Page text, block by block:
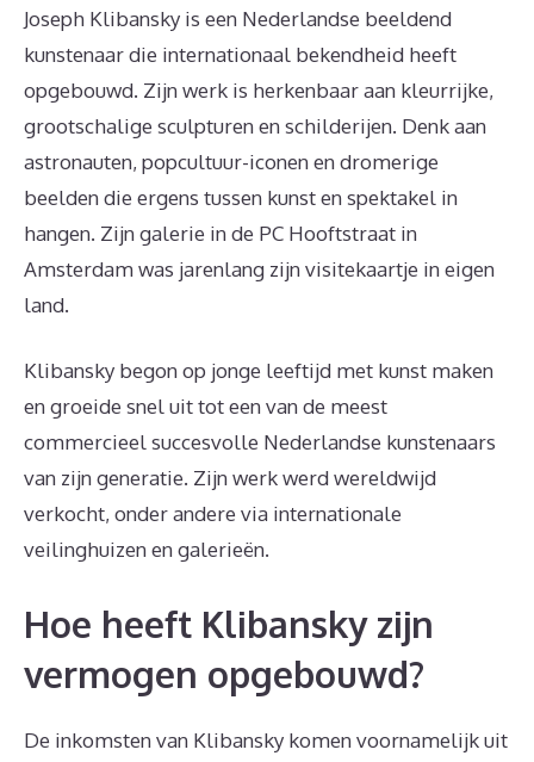
Joseph Klibansky is een Nederlandse beeldend
kunstenaar die internationaal bekendheid heeft
opgebouwd. Zijn werk is herkenbaar aan kleurrijke,
grootschalige sculpturen en schilderijen. Denk aan
astronauten, popcultuur-iconen en dromerige
beelden die ergens tussen kunst en spektakel in
hangen. Zijn galerie in de PC Hooftstraat in
Amsterdam was jarenlang zijn visitekaartje in eigen
land.
Klibansky begon op jonge leeftijd met kunst maken
en groeide snel uit tot een van de meest
commercieel succesvolle Nederlandse kunstenaars
van zijn generatie. Zijn werk werd wereldwijd
verkocht, onder andere via internationale
veilinghuizen en galerieën.
Hoe heeft Klibansky zijn
vermogen opgebouwd?
De inkomsten van Klibansky komen voornamelijk uit